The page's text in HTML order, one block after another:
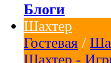
Блоги
Шахтер
Гостевая /
Шахтер -